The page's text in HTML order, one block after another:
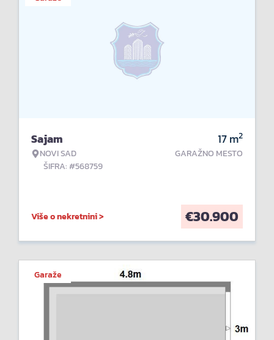
Sajam
NOVI SAD
ŠIFRA: #568759
17m2
GARAŽNO MESTO
Više o nekretnini > €30.900
Garaže